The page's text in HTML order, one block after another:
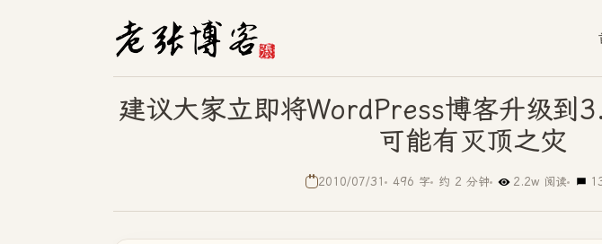
建议大家立即将WordPress博客升级到
可能有灭顶之灾
2010/07/31 496 字 约 2 分钟 2.2w 阅读